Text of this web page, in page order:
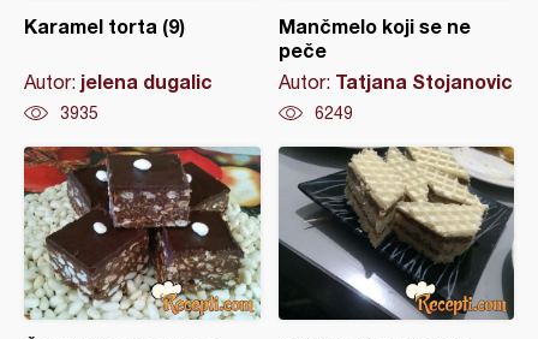
Karamel torta (9)
Autor: jelena dugalic
3935
Mančmelo koji se ne
peče
Autor: Tatjana Stojanovic
6249